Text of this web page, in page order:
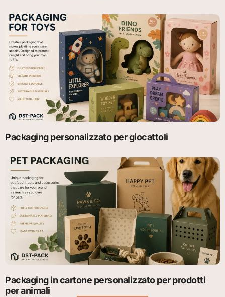
Packaging personalizzato per giocattoli
Packaging in cartone personalizzato per prodotti
per animali